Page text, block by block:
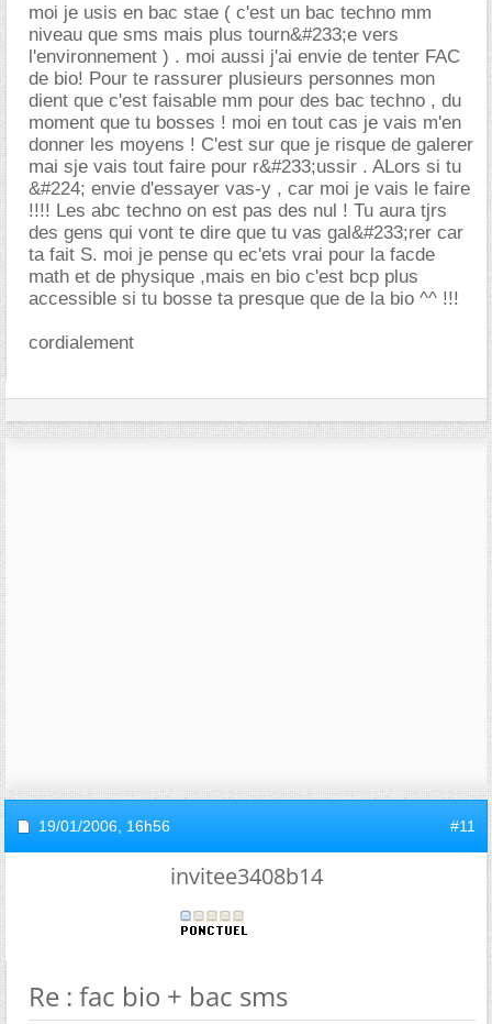
moi je usis en bac stae ( c'est un bac techno mm
niveau que sms mais plus tourn&#233;e vers
l'environnement ) . moi aussi j'ai envie de tenter FAC
de bio! Pour te rassurer plusieurs personnes mon
dient que c'est faisable mm pour des bac techno , du
moment que tu bosses ! moi en tout cas je vais m'en
donner les moyens ! C'est sur que je risque de galerer
mai sje vais tout faire pour r&#233;ussir . ALors si tu
&#224; envie d'essayer vas-y , car moi je vais le faire
!!!! Les abc techno on est pas des nul ! Tu aura tjrs
des gens qui vont te dire que tu vas gal&#233;rer car
ta fait S. moi je pense qu ec'ets vrai pour la facde
math et de physique ,mais en bio c'est bcp plus
accessible si tu bosse ta presque que de la bio ^^ !!!
cordialement
19/01/2006, 16h56 #11
invitee3408b14
Re : fac bio + bac sms